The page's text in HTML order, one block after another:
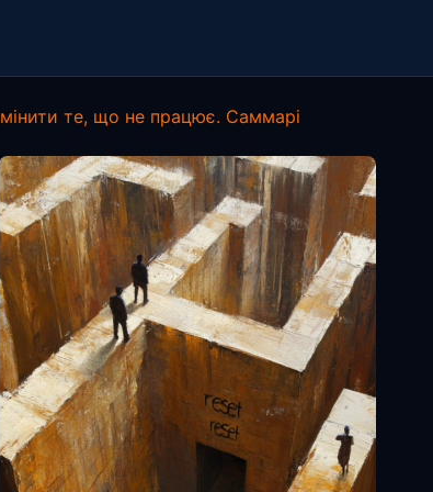
те, що не працює. Саммарі